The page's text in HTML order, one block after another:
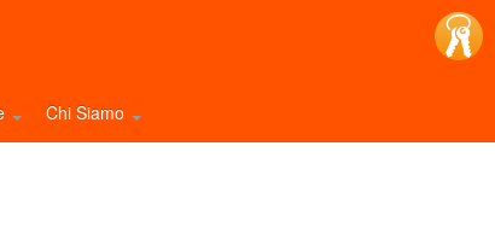
Chi Siamo